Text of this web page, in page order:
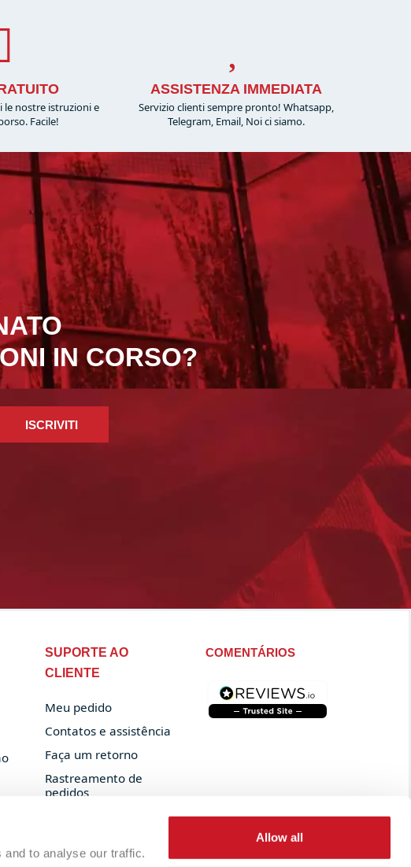
to analyse our traffic.
Allow all
le nostre istruzioni e
Facile!
ASSISTENZA IMMEDIATA
Servizio clienti sempre pronto! Whatsapp,
Telegram, Email, Noi ci siamo.
IN CORSO?
ISCRIVITI
SUPORTE AO
CLIENTE
Meu pedido
Contatos e assistência
Faça um retorno
Rastreamento de
pedidos
COMENTÁRIOS